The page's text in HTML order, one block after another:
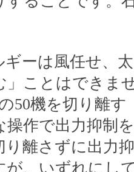
ギーは風任せ、
」ことはできま
50機を切り離
操作で出力抑制
り離さずに出力
が、いずれにし